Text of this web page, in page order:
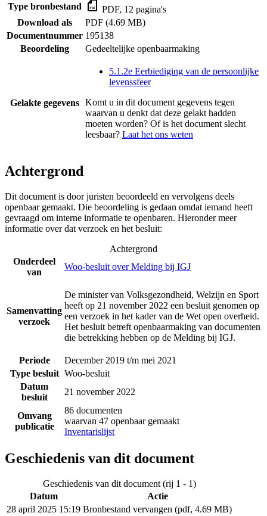
Type bronbestand
PDF, 12 pagina's
Download als
PDF (4.69 MB)
Documentnummer 195138
Beoordeling
Gedeeltelijke openbaarmaking
Gelakte gegevens
5.1.2e Eerbiediging van de persoonlijke
levenssfeer
Komt u in dit document gegevens tegen
waarvan u denkt dat deze gelakt hadden
moeten worden? Of is het document slecht
leesbaar? Laat het ons weten
Achtergrond
Dit document is door juristen beoordeeld en vervolgens deels
openbaar gemaakt. Die beoordeling is gedaan omdat iemand heeft
gevraagd om interne informatie te openbaren. Hieronder meer
informatie over dat verzoek en het besluit:
Achtergrond
Onderdeel
van
Woo-besluit over Melding bij IGJ
Samenvatting
verzoek
De minister van Volksgezondheid, Welzijn en Sport
heeft op 21 november 2022 een besluit genomen op
een verzoek in het kader van de Wet open overheid.
Het besluit betreft openbaarmaking van documenten
die betrekking hebben op de Melding bij IGJ.
Periode
December 2019 t/m mei 2021
Type besluit Woo-besluit
Datum
besluit
21 november 2022
Omvang
publicatie
86 documenten
waarvan 47 openbaar gemaakt
Inventarislijst
Geschiedenis van dit document
Geschiedenis van dit document (rij 1 - 1)
Datum
Actie
28 april 2025 15:19 Bronbestand vervangen (pdf, 4.69 MB)